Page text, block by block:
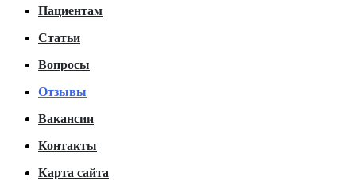
Пациентам
Статьи
Вопросы
Отзывы
Вакансии
Контакты
Карта сайта